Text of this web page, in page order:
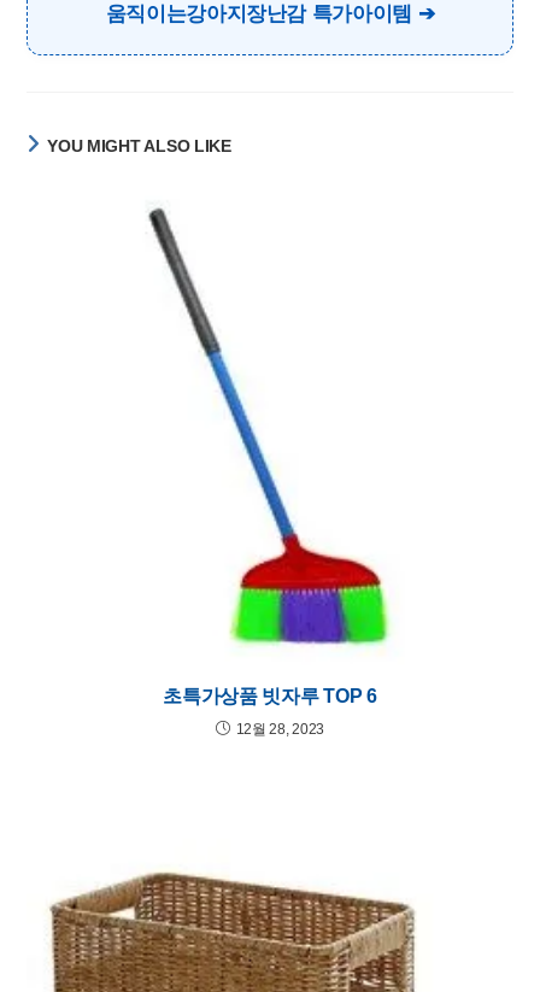
움직이는강아지장난감 특가아이템
YOU MIGHT ALSO LIKE
초특가상품 빗자루 TOP 6
12월 28, 2023